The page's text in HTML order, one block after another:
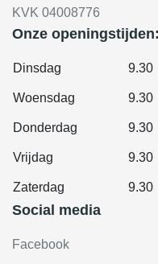
KVK 04008776
Onze openingstijden:
Dinsdag 9.30
Woensdag 9.30
Donderdag 9.30
Vrijdag 9.30
Zaterdag 9.30
Social media
Facebook